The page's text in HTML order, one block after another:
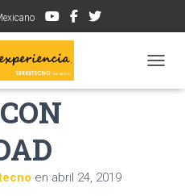
en abril 24, 2019